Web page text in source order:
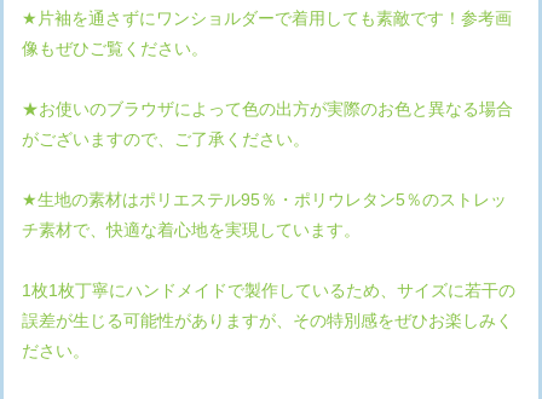
★片袖を通さずにワンショルダーで着用しても素敵です！参考画
像もぜひご覧ください。
★お使いのブラウザによって色の出方が実際のお色と異なる場合
がございますので、ご了承ください。
★生地の素材はポリエステル95％・ポリウレタン5％のストレッ
チ素材で、快適な着心地を実現しています。
1枚1枚丁寧にハンドメイドで製作しているため、サイズに若干の
誤差が生じる可能性がありますが、その特別感をぜひお楽しみく
ださい。